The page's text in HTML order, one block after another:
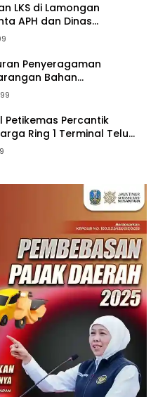
LKS di Lamongan
APH dan Dinas
Tegas.
Penyeragaman
Bahan
Ganggu Industri
Petikemas Percantik
Ring 1 Terminal Teluk
TJSL